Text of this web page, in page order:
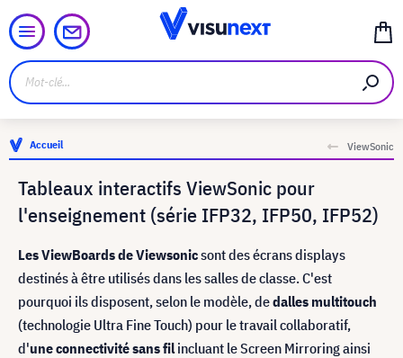
Accueil ViewSonic
Tableaux interactifs ViewSonic pour
l'enseignement (série IFP32, IFP50, IFP52)
Les ViewBoards de Viewsonicsont des écrans displays
destinés à être utilisés dans les salles de classe. C'est
pourquoi ils disposent, selon le modèle, dedalles multitouch
(technologie Ultra Fine Touch) pour le travail collaboratif,
d'une connectivité sans filincluant le Screen Mirroring ainsi